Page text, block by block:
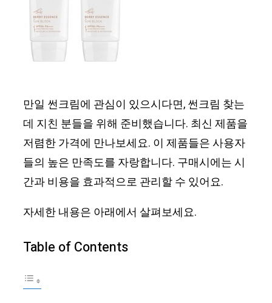
만일 썬크림에 관심이 있으시다면, 썬크림 찾는
데 지친 분들을 위해 준비했습니다. 최신 제품을
저렴한 가격에 만나보세요. 이 제품들은 사용자
들의 높은 만족도를 자랑합니다. 구매시에는 시
간과 비용을 효과적으로 관리할 수 있어요.
자세한 내용은 아래에서 살펴보세요.
Table of Contents